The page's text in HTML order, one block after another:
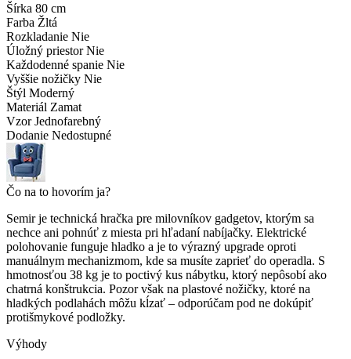
Šírka 80 cm
Farba Žltá
Rozkladanie Nie
Úložný priestor Nie
Každodenné spanie Nie
Vyššie nožičky Nie
Štýl Moderný
Materiál Zamat
Vzor Jednofarebný
Dodanie Nedostupné
Čo na to hovorím ja?
Semir je technická hračka pre milovníkov gadgetov, ktorým sa
nechce ani pohnúť z miesta pri hľadaní nabíjačky. Elektrické
polohovanie funguje hladko a je to výrazný upgrade oproti
manuálnym mechanizmom, kde sa musíte zaprieť do operadla. S
hmotnosťou 38 kg je to poctivý kus nábytku, ktorý nepôsobí ako
chatrná konštrukcia. Pozor však na plastové nožičky, ktoré na
hladkých podlahách môžu kĺzať – odporúčam pod ne dokúpiť
protišmykové podložky.
Výhody